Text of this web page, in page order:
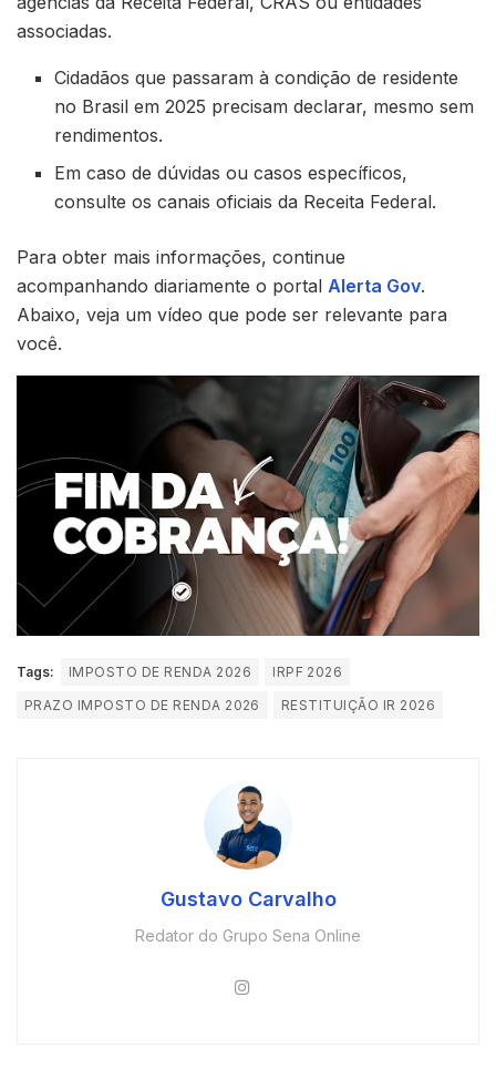
associadas.
Cidadãos que passaram à condição de residente
no Brasil em 2025 precisam declarar, mesmo sem
rendimentos.
Em caso de dúvidas ou casos específicos,
consulte os canais oficiais da Receita Federal.
Para obter mais informações, continue
acompanhando diariamente o portal Alerta Gov.
Abaixo, veja um vídeo que pode ser relevante para
você.
Tags: IMPOSTO DE RENDA 2026
IRPF 2026
PRAZO IMPOSTO DE RENDA 2026
RESTITUIÇÃO IR 2026
Gustavo Carvalho
Redator do Grupo Sena Online